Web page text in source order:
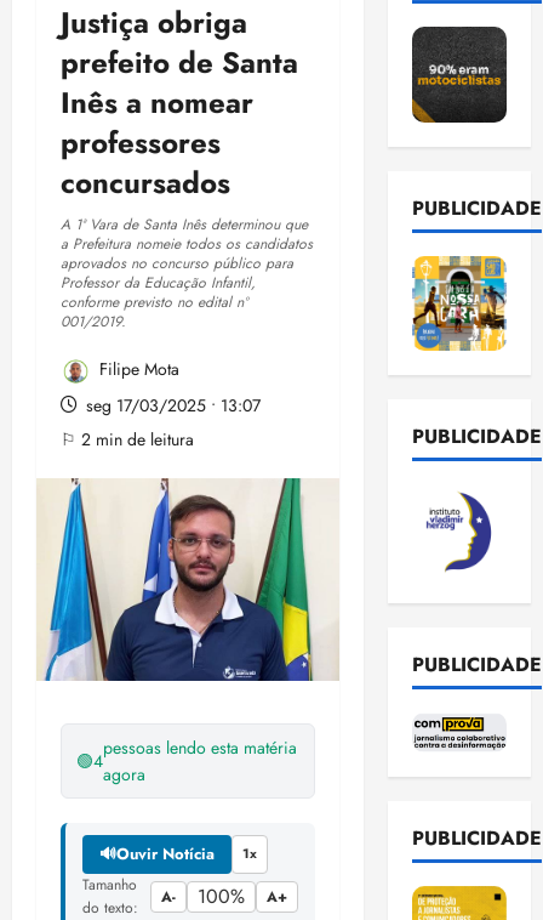
Justiça obriga
prefeito de Santa
Inês a nomear
professores
concursados
A 1ª Vara de Santa Inês determinou que
a Prefeitura nomeie todos os candidatos
aprovados no concurso público para
Professor da Educação Infantil,
conforme previsto no edital nº
001/2019.
Filipe Mota
seg 17/03/2025 • 13:07
⚐ 2 min de leitura
🟢4
pessoas lendo esta matéria
agora
🔊Ouvir Notícia 1x
Tamanho
do texto:
A- 100% A+
PUBLICIDADE
PUBLICIDADE
PUBLICIDADE
PUBLICIDADE